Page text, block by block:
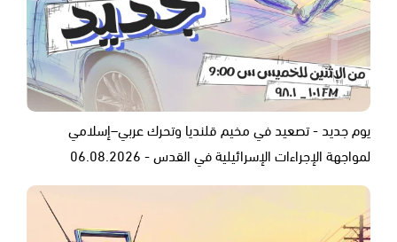
يوم جديد - تصعيد في مخيم قلنديا وتحرك عربي–إسلامي
لمواجهة الإجراءات الإسرائيلية في القدس - 06.08.2026